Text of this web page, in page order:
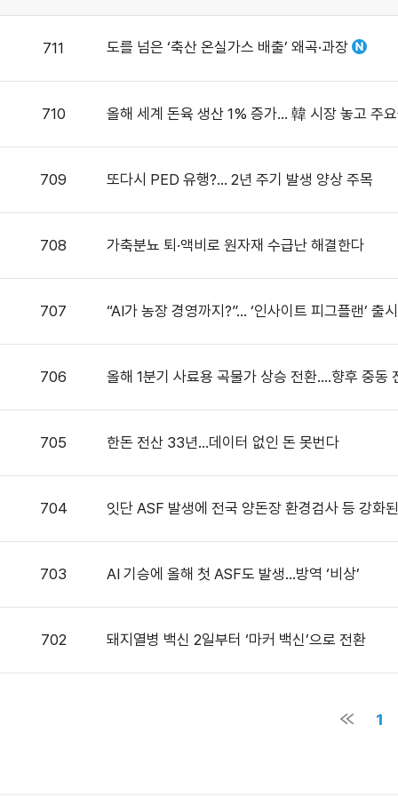
711 도를 넘은 ‘축산 온실가스 배출’ 왜곡·과장
710 올해 세계 돈육 생산 1% 증가… 韓 시장 놓고 주
709 또다시 PED 유행?… 2년 주기 발생 양상 주목
708 가축분뇨 퇴·액비로 원자재 수급난 해결한다
707 “AI가 농장 경영까지?”… ‘인사이트 피그플랜’ 출시
706 올해 1분기 사료용 곡물가 상승 전환….향후 중동
705 한돈 전산 33년…데이터 없인 돈 못번다
704 잇단 ASF 발생에 전국 양돈장 환경검사 등 강화
703 AI 기승에 올해 첫 ASF도 발생…방역 ‘비상’
702 돼지열병 백신 2일부터 ‘마커 백신’으로 전환
1